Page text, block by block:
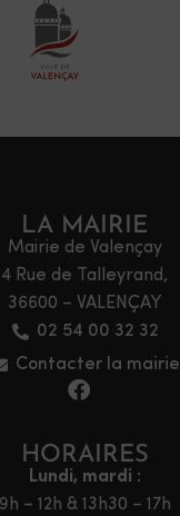
LA MAIRIE
Mairie de Valençay
4 Rue de Talleyrand,
36600 – VALENÇAY
02 54 00 32 32
Contacter la mairie
HORAIRES
Lundi, mardi :
9h – 12h & 13h30 – 17h